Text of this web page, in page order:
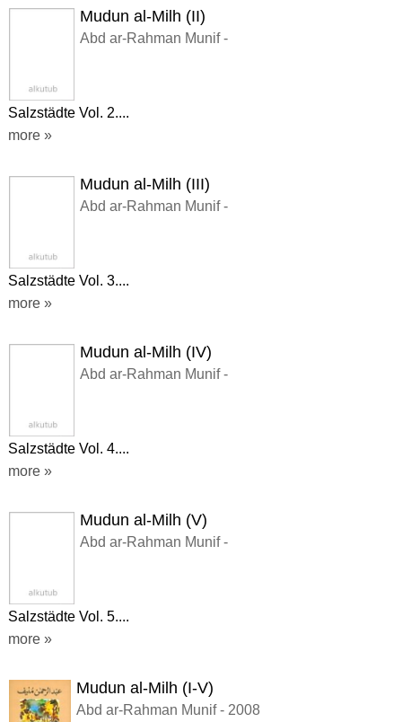
Mudun al-Milh (II)
Abd ar-Rahman Munif -
Salzstädte Vol. 2....
more »
Mudun al-Milh (III)
Abd ar-Rahman Munif -
Salzstädte Vol. 3....
more »
Mudun al-Milh (IV)
Abd ar-Rahman Munif -
Salzstädte Vol. 4....
more »
Mudun al-Milh (V)
Abd ar-Rahman Munif -
Salzstädte Vol. 5....
more »
Mudun al-Milh (I-V)
Abd ar-Rahman Munif - 2008